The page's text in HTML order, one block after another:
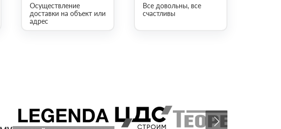
Осуществление
доставки на объект или
адрес
Все довольны, все
счастливы